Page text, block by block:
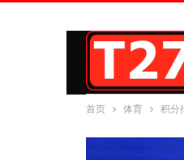
首页 体育 积分